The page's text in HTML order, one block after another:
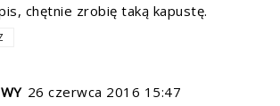
chętnie zrobię taką kapustę.
26 czerwca 2016 15:47